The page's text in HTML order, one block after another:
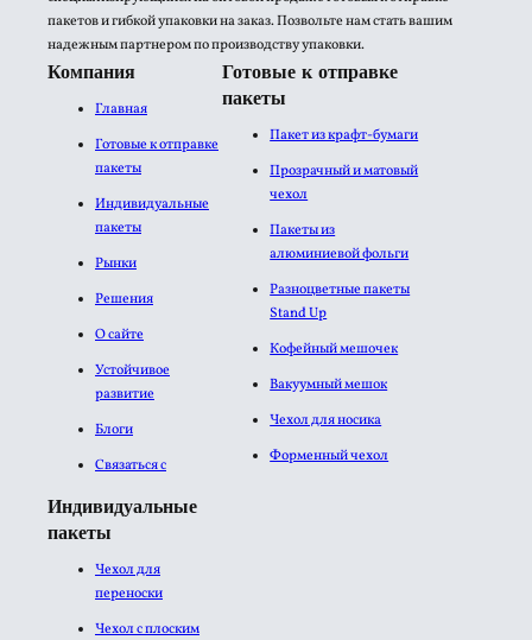
пакетов и гибкой упаковки на заказ. Позвольте нам стать вашим
надежным партнером по производству упаковки.
Компания
Главная
Готовые к отправке
пакеты
Индивидуальные
пакеты
Рынки
Решения
О сайте
Устойчивое
развитие
Блоги
Связаться с
Готовые к отправке
пакеты
Пакет из крафт-бумаги
Прозрачный и матовый
чехол
Пакеты из
алюминиевой фольги​
Разноцветные пакеты
Stand Up
Кофейный мешочек
Вакуумный мешок
Чехол для носика
Форменный чехол
Индивидуальные
пакеты
Чехол для
переноски
Чехол с плоским